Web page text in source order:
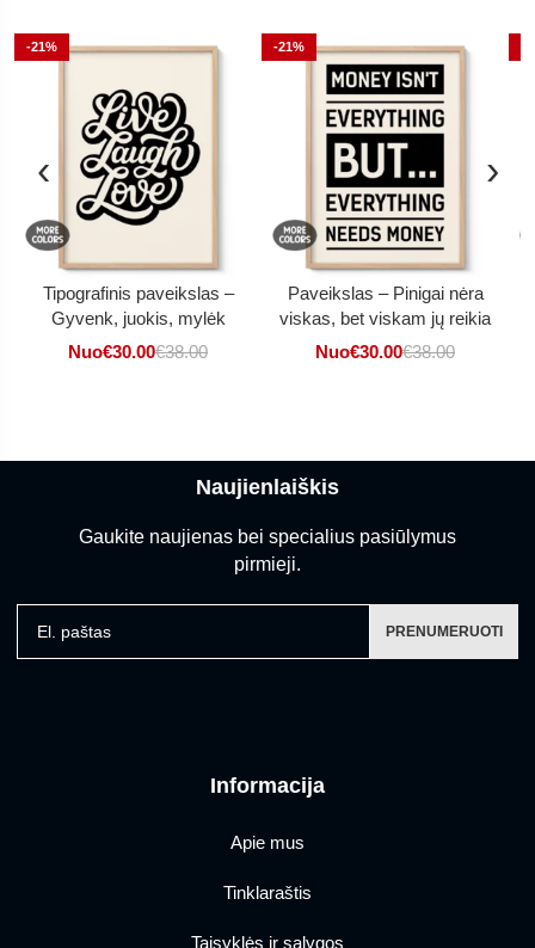
‹
-21%
Tipografinis paveikslas –
Gyvenk, juokis, mylėk
Nuo€30.00€38.00
-21%
Paveikslas – Pinigai nėra
viskas, bet viskam jų reikia
Nuo€30.00€38.00
›
Informacija
Apie mus
Tinklaraštis
Taisyklės ir sąlygos
Naujienlaiškis
Gaukite naujienas bei specialius pasiūlymus
pirmieji.
PRENUMERUOTI